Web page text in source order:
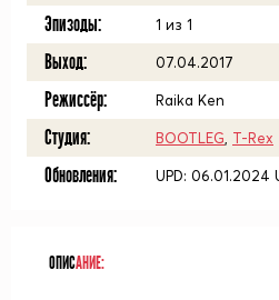
Эпизоды: 1 из 1
Выход: 07.04.2017
Режиссёр: Raika Ken
Студия: BOOTLEG T-Rex
Обновления: UPD: 06.01.2024
ОПИСАНИЕ: